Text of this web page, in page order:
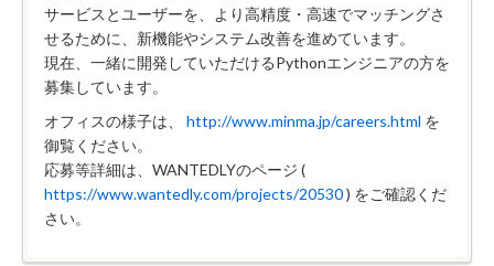
サービスとユーザーを、より高精度・高速でマッチングさ
せるために、新機能やシステム改善を進めています。
現在、一緒に開発していただけるPythonエンジニアの方を
募集しています。
オフィスの様子は、 http://www.minma.jp/careers.html を
御覧ください。
応募等詳細は、WANTEDLYのページ (
https://www.wantedly.com/projects/20530) をご確認くだ
さい。